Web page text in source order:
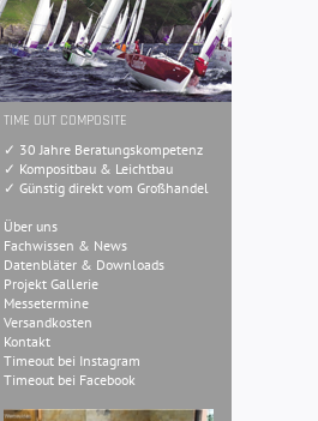
TIME OUT COMPOSITE
✓ 30 Jahre Beratungskompetenz
✓ Kompositbau & Leichtbau
✓ Günstig direkt vom Großhandel
Über uns
Fachwissen & News
Datenbläter & Downloads
Projekt Gallerie
Messetermine
Versandkosten
Kontakt
Timeout bei Instagram
Timeout bei Facebook